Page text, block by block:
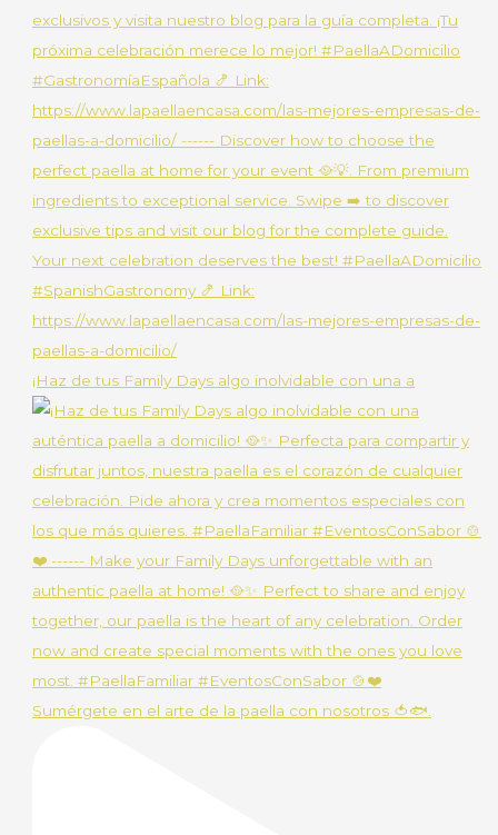
¡Haz de tus Family Days algo inolvidable con una a
Sumérgete en el arte de la paella con nosotros 🍅🐟.